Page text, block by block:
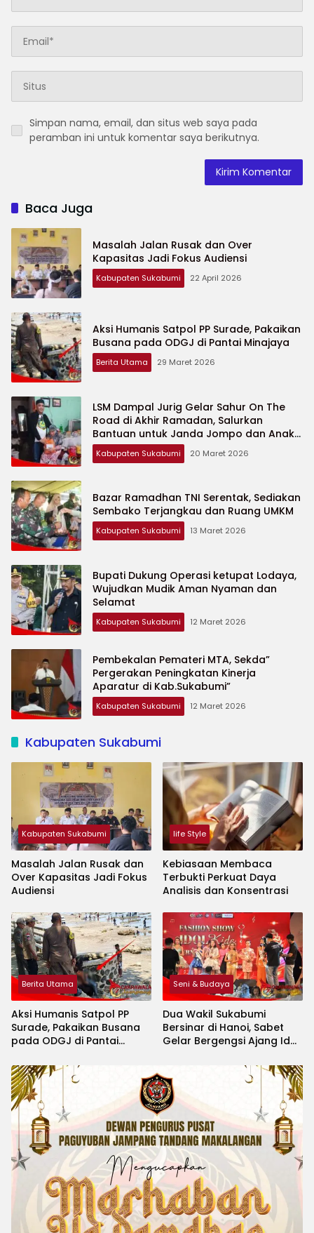
Simpan nama, email, dan situs web saya pada
peramban ini untuk komentar saya berikutnya.
Baca Juga
Masalah Jalan Rusak dan Over
Kapasitas Jadi Fokus Audiensi
Kabupaten Sukabumi 22 April 2026
Aksi Humanis Satpol PP Surade, Pakaikan
Busana pada ODGJ di Pantai Minajaya
Berita Utama 29 Maret 2026
LSM Dampal Jurig Gelar Sahur On The
Road di Akhir Ramadan, Salurkan
Bantuan untuk Janda Jompo dan Anak
Yatim
Kabupaten Sukabumi 20 Maret 2026
Bazar Ramadhan TNI Serentak, Sediakan
Sembako Terjangkau dan Ruang UMKM
Kabupaten Sukabumi 13 Maret 2026
Bupati Dukung Operasi ketupat Lodaya,
Wujudkan Mudik Aman Nyaman dan
Selamat
Kabupaten Sukabumi 12 Maret 2026
Pembekalan Pemateri MTA, Sekda”
Pergerakan Peningkatan Kinerja
Aparatur di Kab.Sukabumi”
Kabupaten Sukabumi 12 Maret 2026
Kabupaten Sukabumi
Kabupaten Sukabumi
Masalah Jalan Rusak dan
Over Kapasitas Jadi Fokus
Audiensi
life Style
Kebiasaan Membaca
Terbukti Perkuat Daya
Analisis dan Konsentrasi
Berita Utama
Aksi Humanis Satpol PP
Surade, Pakaikan Busana
pada ODGJ di Pantai
Seni & Budaya
Dua Wakil Sukabumi
Bersinar di Hanoi, Sabet
Gelar Bergengsi Ajang Idol